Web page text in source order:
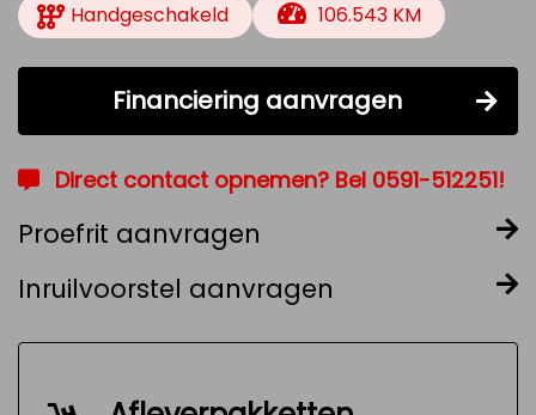
Handgeschakeld
106.543 KM
Financiering aanvragen
Direct contact opnemen? Bel 0591-512251!
Proefrit aanvragen
Inruilvoorstel aanvragen